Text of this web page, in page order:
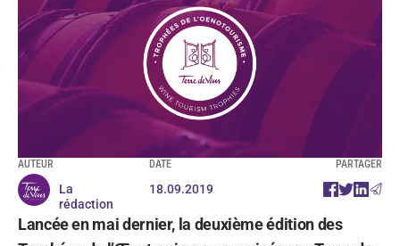
AUTEUR
La
rédaction
DATE
18.09.2019
PARTAGER
Lancée en mai dernier, la deuxième édition des